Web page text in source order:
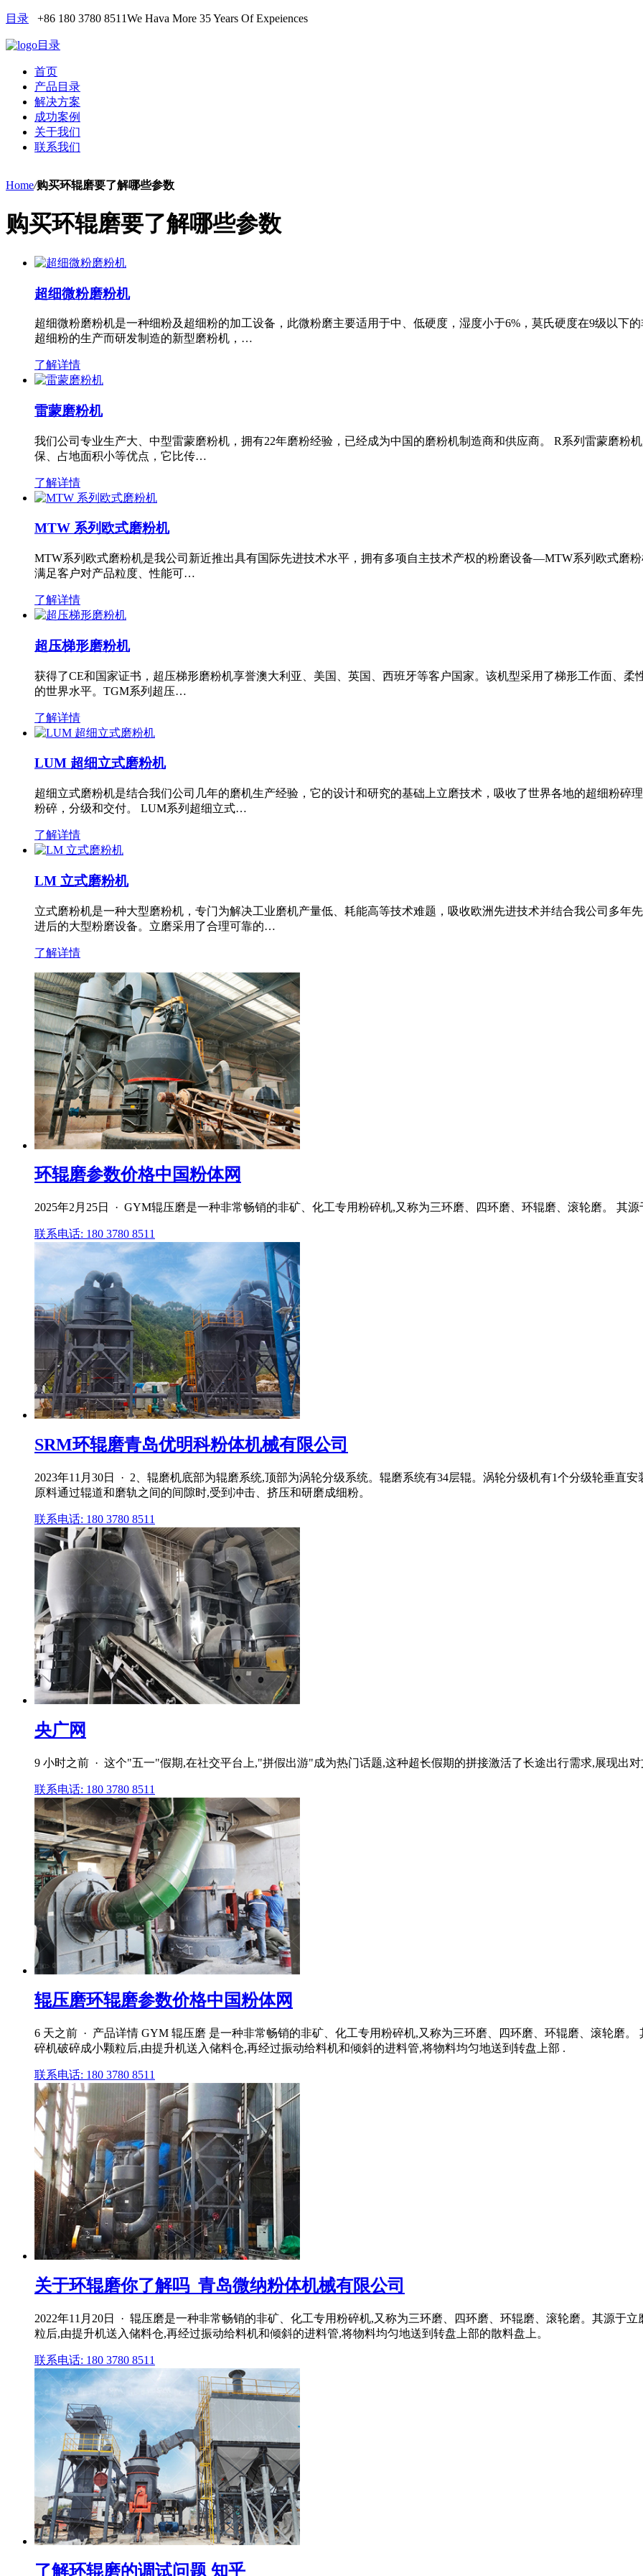
目录 +86 180 3780 8511We Hava More 35 Years Of Expeiences
目录
首页
产品目录
解决方案
成功案例
关于我们
联系我们
Home/购买环辊磨要了解哪些参数
购买环辊磨要了解哪些参数
超细微粉磨粉机
超细微粉磨粉机是一种细粉及超细粉的加工设备，此微粉磨主要适用于中、低硬度，湿度小于6%，莫氏硬度在9级以下
超细粉的生产而研发制造的新型磨粉机，…
了解详情
雷蒙磨粉机
我们公司专业生产大、中型雷蒙磨粉机，拥有22年磨粉经验，已经成为中国的磨粉机制造商和供应商。 R系列雷蒙磨粉
保、占地面积小等优点，它比传…
了解详情
MTW 系列欧式磨粉机
MTW系列欧式磨粉机是我公司新近推出具有国际先进技术水平，拥有多项自主技术产权的粉磨设备—MTW系列欧式磨
满足客户对产品粒度、性能可…
了解详情
超压梯形磨粉机
获得了CE和国家证书，超压梯形磨粉机享誉澳大利亚、美国、英国、西班牙等客户国家。该机型采用了梯形工作面、
的世界水平。TGM系列超压…
了解详情
LUM 超细立式磨粉机
超细立式磨粉机是结合我们公司几年的磨机生产经验，它的设计和研究的基础上立磨技术，吸收了世界各地的超细粉碎
粉碎，分级和交付。 LUM系列超细立式…
了解详情
LM 立式磨粉机
立式磨粉机是一种大型磨粉机，专门为解决工业磨机产量低、耗能高等技术难题，吸收欧洲先进技术并结合我公司多年
进后的大型粉磨设备。立磨采用了合理可靠的…
了解详情
环辊磨参数价格中国粉体网
2025年2月25日 · GYM辊压磨是一种非常畅销的非矿、化工专用粉碎机,又称为三环磨、四环磨、环辊磨、滚轮磨。 其
联系电话: 180 3780 8511
SRM环辊磨青岛优明科粉体机械有限公司
2023年11月30日 · 2、辊磨机底部为辊磨系统,顶部为涡轮分级系统。辊磨系统有34层辊。涡轮分级机有1个分级轮垂直
原料通过辊道和磨轨之间的间隙时,受到冲击、挤压和研磨成细粉。
联系电话: 180 3780 8511
央广网
9 小时之前 · 这个"五一"假期,在社交平台上,"拼假出游"成为热门话题,这种超长假期的拼接激活了长途出行需求,展现出对
联系电话: 180 3780 8511
辊压磨环辊磨参数价格中国粉体网
6 天之前 · 产品详情 GYM 辊压磨 是一种非常畅销的非矿、化工专用粉碎机,又称为三环磨、四环磨、环辊磨、滚轮磨
碎机破碎成小颗粒后,由提升机送入储料仓,再经过振动给料机和倾斜的进料管,将物料均匀地送到转盘上部 .
联系电话: 180 3780 8511
关于环辊磨你了解吗_青岛微纳粉体机械有限公司
2022年11月20日 · 辊压磨是一种非常畅销的非矿、化工专用粉碎机,又称为三环磨、四环磨、环辊磨、滚轮磨。其源于
粒后,由提升机送入储料仓,再经过振动给料机和倾斜的进料管,将物料均匀地送到转盘上部的散料盘上。
联系电话: 180 3780 8511
了解环辊磨的调试问题 知乎